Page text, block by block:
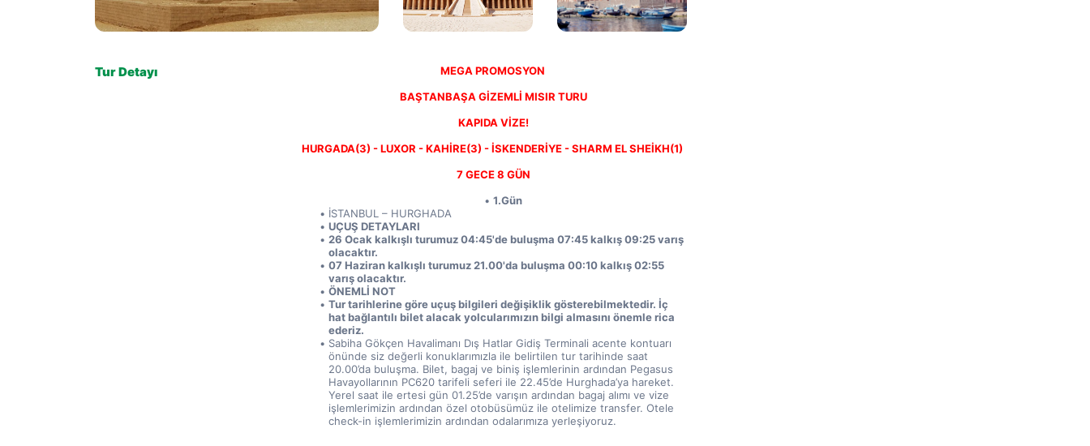
Tur Detayı
MEGA PROMOSYON
BAŞTANBAŞA GİZEMLİ MISIR TURU
KAPIDA VİZE!
HURGADA(3) - LUXOR - KAHİRE(3) - İSKENDERİYE - SHARM EL SHEİKH(1)
7 GECE 8 GÜN
1.Gün
İSTANBUL – HURGHADA
UÇUŞ DETAYLARI
26 Ocak kalkışlı turumuz 04:45'de buluşma 07:45 kalkış 09:25 varış
olacaktır.
07 Haziran kalkışlı turumuz 21.00'da buluşma 00:10 kalkış 02:55
varış olacaktır.
ÖNEMLİ NOT
Tur tarihlerine göre uçuş bilgileri değişiklik gösterebilmektedir. İç
hat bağlantılı bilet alacak yolcularımızın bilgi almasını önemle rica
ederiz.
Sabiha Gökçen Havalimanı Dış Hatlar Gidiş Terminali acente kontuarı
önünde siz değerli konuklarımızla ile belirtilen tur tarihinde saat
20.00’da buluşma. Bilet, bagaj ve biniş işlemlerinin ardından Pegasus
Havayollarının PC620 tarifeli seferi ile 22.45’de Hurghada’ya hareket.
Yerel saat ile ertesi gün 01.25’de varışın ardından bagaj alımı ve vize
işlemlerimizin ardından özel otobüsümüz ile otelimize transfer. Otele
check-in işlemlerimizin ardından odalarımıza yerleşiyoruz.